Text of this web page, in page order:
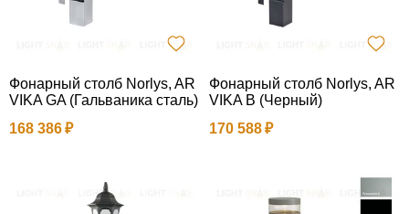
Фонарный столб Norlys, AR
VIKA GA (Гальваника сталь)
168 386
Фонарный столб Norlys, AR
VIKA B (Черный)
170 588